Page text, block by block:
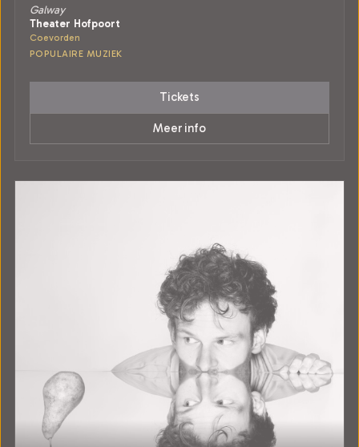
Galway
Theater Hofpoort
Coevorden
POPULAIRE MUZIEK
Tickets
Meer info